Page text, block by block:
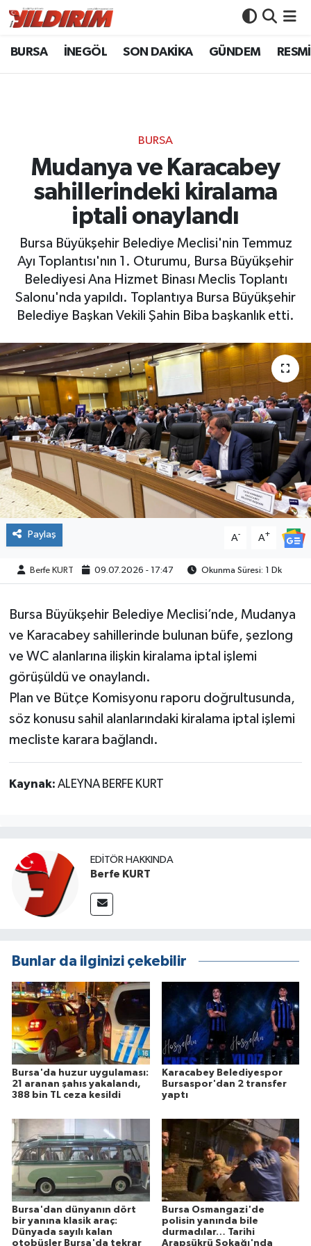
BURSA İNEGÖL SON DAKİKA GÜNDEM
BURSA
Mudanya ve Karacabey
sahillerindeki kiralama
iptali onaylandı
Bursa Büyükşehir Belediye Meclisi'nin Temmuz
Ayı Toplantısı'nın 1. Oturumu, Bursa Büyükşehir
Belediyesi Ana Hizmet Binası Meclis Toplantı
Salonu'nda yapıldı. Toplantıya Bursa Büyükşehir
Belediye Başkan Vekili Şahin Biba başkanlık etti.
Paylaş A- A+
Berfe KURT 09.07.2026 - 17:47 Okunma Süresi: 1 Dk
Bursa Büyükşehir Belediye Meclisi’nde, Mudanya
ve Karacabey sahillerinde bulunan büfe, şezlong
ve WC alanlarına ilişkin kiralama iptal işlemi
görüşüldü ve onaylandı.
Plan ve Bütçe Komisyonu raporu doğrultusunda,
söz konusu sahil alanlarındaki kiralama iptal işlemi
mecliste karara bağlandı.
Kaynak: ALEYNA BERFE KURT
EDITÖR HAKKINDA
Berfe KURT
Bunlar da ilginizi çekebilir
Bursa'da huzur uygulaması:
21 aranan şahıs yakalandı,
388 bin TL ceza kesildi
Karacabey Belediyespor
Bursaspor'dan 2 transfer
yaptı
Bursa'dan dünyanın dört
bir yanına klasik araç:
Dünyada sayılı kalan
otobüsler Bursa'da tekrar
Bursa Osmangazi'de
polisin yanında bile
durmadılar… Tarihi
Arapşükrü Sokağı'nda
BURSA
GÜNDEM
RESMİ İLANLAR
KÖŞE YAZILARI
SİYASET
YAŞAM
Bursa Nöbetçi Eczaneler
Bursa Trafik Yoğunluk Haritası
Süper Lig Puan Durumu ve Fikstür
Tüm Manşetler
Son Dakika Haberleri
Haber Arşivi